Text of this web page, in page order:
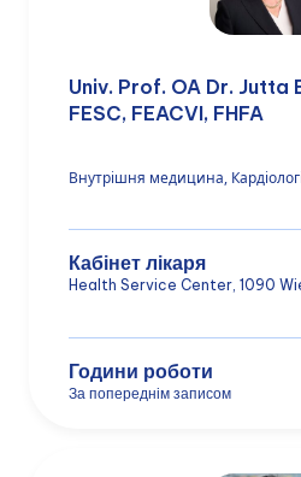
Univ. Prof. OA Dr. Jutta
FESC, FEACVI, FHFA
Внутрішня медицина,
Кабінет лікаря
Health Service Center, 1090
Години роботи
За попереднім записом